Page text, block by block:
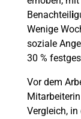
Benachteili
Wenige
soziale
30 %
Vor dem
Vergleich,